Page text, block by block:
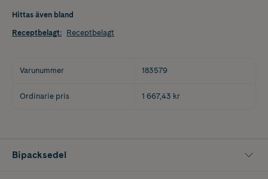
Hittas även bland
Receptbelagt: Receptbelagt
Varunummer 183579
Ordinarie pris 1 667,43 kr
Bipacksedel